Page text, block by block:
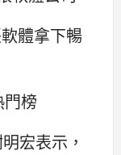
體拿下暢
榜
宏表示，